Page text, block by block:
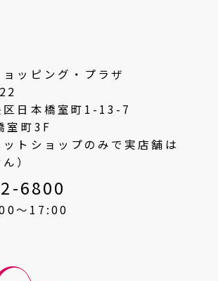
ッピング・プラザ
区日本橋室町1-13-7
室町3F
ットショップのみで実店舗は
）
6800
〜17:00